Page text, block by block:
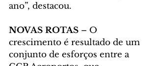
ano”, destacou.
NOVAS ROTAS – O
crescimento é resultado de um
conjunto de esforços entre a